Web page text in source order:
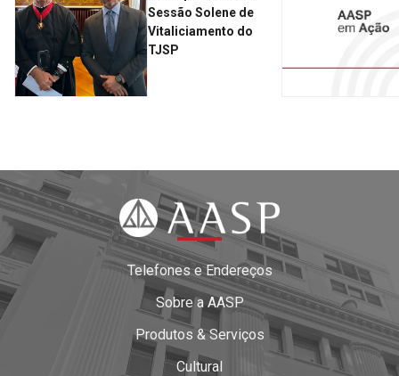
Sessão Solene de
Vitaliciamento do
TJSP
Telefones e Endereços
Sobre a AASP
Produtos & Serviços
Cultural